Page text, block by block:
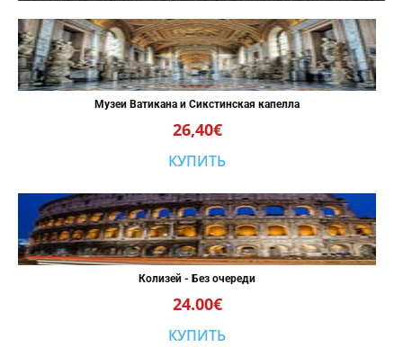
Музеи Ватикана и Сикстинская капелла
26,40€
КУПИТЬ
Колизей - Без очереди
24.00€
КУПИТЬ